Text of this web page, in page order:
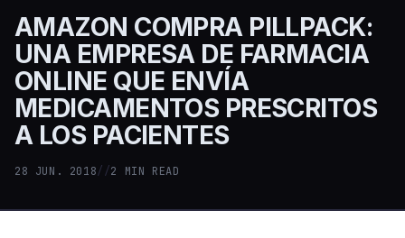
AMAZON COMPRA PILLPACK:
UNA EMPRESA DE FARMACIA
ONLINE QUE ENVÍA
MEDICAMENTOS PRESCRITOS
A LOS PACIENTES
28 JUN. 2018//2 MIN READ